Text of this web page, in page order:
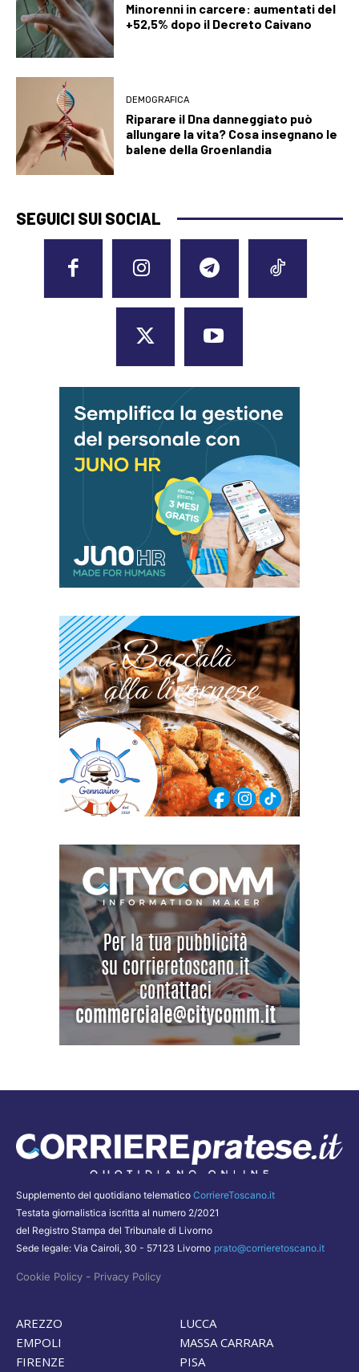
Minorenni in carcere: aumentati del
+52,5% dopo il Decreto Caivano
DEMOGRAFICA
Riparare il Dna danneggiato può
allungare la vita? Cosa insegnano le
balene della Groenlandia
SEGUICI SUI SOCIAL
Supplemento del quotidiano telematico CorriereToscano.it
Testata giornalistica iscritta al numero 2/2021
del Registro Stampa del Tribunale di Livorno
Sede legale: Via Cairoli, 30 - 57123 Livorno prato@corrieretoscano.it
Cookie Policy - Privacy Policy
AREZZO
EMPOLI
FIRENZE
LUCCA
MASSA CARRARA
PISA